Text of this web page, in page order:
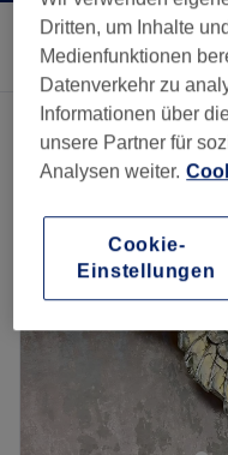
Sortieren nach
2 Salons die anbieten:
Dritten, um Inhalte
Medienfunktionen
Datenverkehr zu
Informationen über
unsere Partner für
Analysen weiter.
Cookie-
Einstellungen